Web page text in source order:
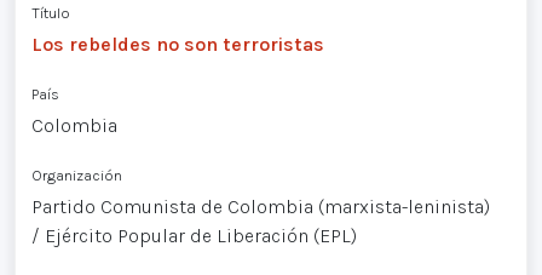
Título
Los rebeldes no son terroristas
País
Colombia
Organización
Partido Comunista de Colombia (marxista-leninista)
/ Ejército Popular de Liberación (EPL)